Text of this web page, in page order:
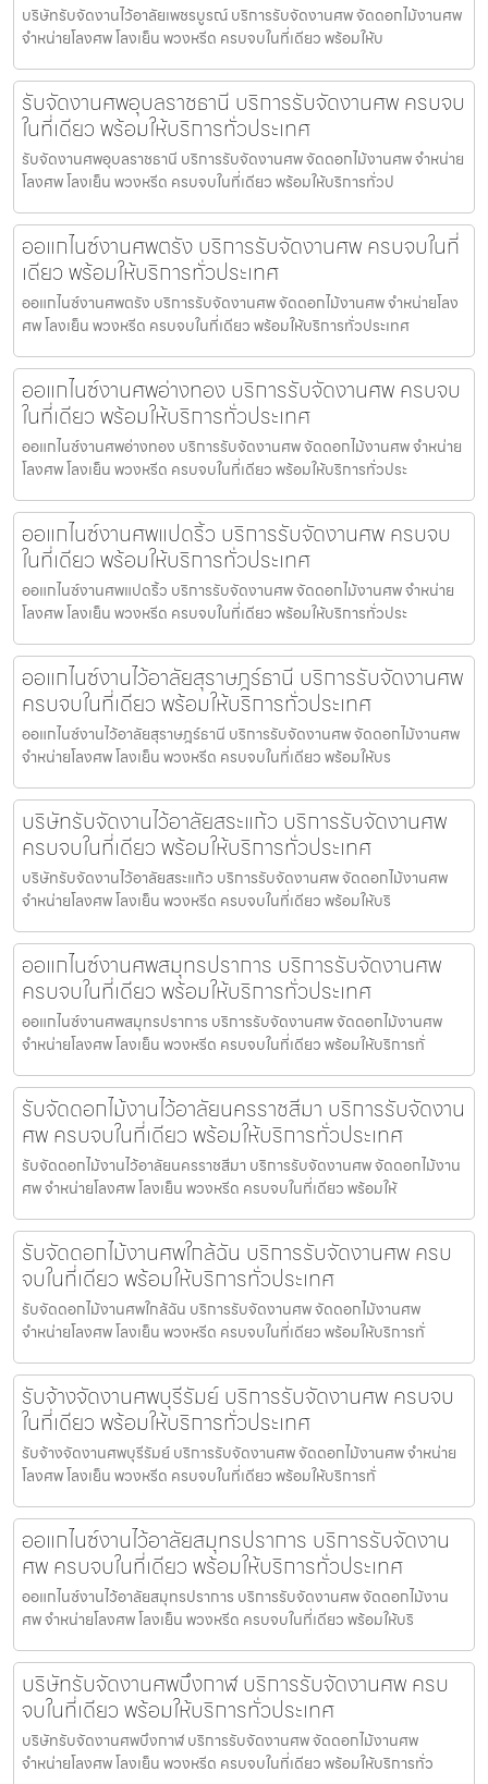
บริษัทรับจัดงานไว้อาลัยเพชรบูรณ์ บริการรับจัดงานศพ จัดดอกไม้งานศพ
จำหน่ายโลงศพ โลงเย็น พวงหรีด ครบจบในที่เดียว พร้อมให้บ
รับจัดงานศพอุบลราชธานี บริการรับจัดงานศพ ครบจบ
ในที่เดียว พร้อมให้บริการทั่วประเทศ
รับจัดงานศพอุบลราชธานี บริการรับจัดงานศพ จัดดอกไม้งานศพ จำหน่าย
โลงศพ โลงเย็น พวงหรีด ครบจบในที่เดียว พร้อมให้บริการทั่วป
ออแกไนซ์งานศพตรัง บริการรับจัดงานศพ ครบจบในที่
เดียว พร้อมให้บริการทั่วประเทศ
ออแกไนซ์งานศพตรัง บริการรับจัดงานศพ จัดดอกไม้งานศพ จำหน่ายโลง
ศพ โลงเย็น พวงหรีด ครบจบในที่เดียว พร้อมให้บริการทั่วประเทศ
ออแกไนซ์งานศพอ่างทอง บริการรับจัดงานศพ ครบจบ
ในที่เดียว พร้อมให้บริการทั่วประเทศ
ออแกไนซ์งานศพอ่างทอง บริการรับจัดงานศพ จัดดอกไม้งานศพ จำหน่าย
โลงศพ โลงเย็น พวงหรีด ครบจบในที่เดียว พร้อมให้บริการทั่วประ
ออแกไนซ์งานศพแปดริ้ว บริการรับจัดงานศพ ครบจบ
ในที่เดียว พร้อมให้บริการทั่วประเทศ
ออแกไนซ์งานศพแปดริ้ว บริการรับจัดงานศพ จัดดอกไม้งานศพ จำหน่าย
โลงศพ โลงเย็น พวงหรีด ครบจบในที่เดียว พร้อมให้บริการทั่วประ
ออแกไนซ์งานไว้อาลัยสุราษฎร์ธานี บริการรับจัดงานศพ
ครบจบในที่เดียว พร้อมให้บริการทั่วประเทศ
ออแกไนซ์งานไว้อาลัยสุราษฎร์ธานี บริการรับจัดงานศพ จัดดอกไม้งานศพ
จำหน่ายโลงศพ โลงเย็น พวงหรีด ครบจบในที่เดียว พร้อมให้บร
บริษัทรับจัดงานไว้อาลัยสระแก้ว บริการรับจัดงานศพ
ครบจบในที่เดียว พร้อมให้บริการทั่วประเทศ
บริษัทรับจัดงานไว้อาลัยสระแก้ว บริการรับจัดงานศพ จัดดอกไม้งานศพ
จำหน่ายโลงศพ โลงเย็น พวงหรีด ครบจบในที่เดียว พร้อมให้บริ
ออแกไนซ์งานศพสมุทรปราการ บริการรับจัดงานศพ
ครบจบในที่เดียว พร้อมให้บริการทั่วประเทศ
ออแกไนซ์งานศพสมุทรปราการ บริการรับจัดงานศพ จัดดอกไม้งานศพ
จำหน่ายโลงศพ โลงเย็น พวงหรีด ครบจบในที่เดียว พร้อมให้บริการทั่
รับจัดดอกไม้งานไว้อาลัยนครราชสีมา บริการรับจัดงาน
ศพ ครบจบในที่เดียว พร้อมให้บริการทั่วประเทศ
รับจัดดอกไม้งานไว้อาลัยนครราชสีมา บริการรับจัดงานศพ จัดดอกไม้งาน
ศพ จำหน่ายโลงศพ โลงเย็น พวงหรีด ครบจบในที่เดียว พร้อมให้
รับจัดดอกไม้งานศพใกล้ฉัน บริการรับจัดงานศพ ครบ
จบในที่เดียว พร้อมให้บริการทั่วประเทศ
รับจัดดอกไม้งานศพใกล้ฉัน บริการรับจัดงานศพ จัดดอกไม้งานศพ
จำหน่ายโลงศพ โลงเย็น พวงหรีด ครบจบในที่เดียว พร้อมให้บริการทั่
รับจ้างจัดงานศพบุรีรัมย์ บริการรับจัดงานศพ ครบจบ
ในที่เดียว พร้อมให้บริการทั่วประเทศ
รับจ้างจัดงานศพบุรีรัมย์ บริการรับจัดงานศพ จัดดอกไม้งานศพ จำหน่าย
โลงศพ โลงเย็น พวงหรีด ครบจบในที่เดียว พร้อมให้บริการทั่
ออแกไนซ์งานไว้อาลัยสมุทรปราการ บริการรับจัดงาน
ศพ ครบจบในที่เดียว พร้อมให้บริการทั่วประเทศ
ออแกไนซ์งานไว้อาลัยสมุทรปราการ บริการรับจัดงานศพ จัดดอกไม้งาน
ศพ จำหน่ายโลงศพ โลงเย็น พวงหรีด ครบจบในที่เดียว พร้อมให้บริ
บริษัทรับจัดงานศพบึงกาฬ บริการรับจัดงานศพ ครบ
จบในที่เดียว พร้อมให้บริการทั่วประเทศ
บริษัทรับจัดงานศพบึงกาฬ บริการรับจัดงานศพ จัดดอกไม้งานศพ
จำหน่ายโลงศพ โลงเย็น พวงหรีด ครบจบในที่เดียว พร้อมให้บริการทั่ว